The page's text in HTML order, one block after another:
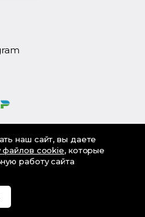
магазин люстр и
данных
наш сайт, вы даете
файлов cookie, которые
работу сайта